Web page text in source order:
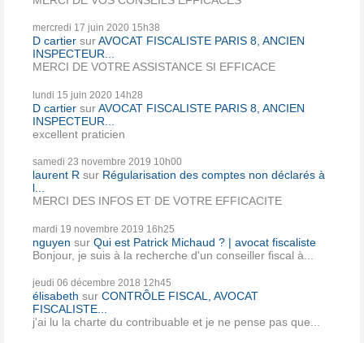
mercredi 17 juin 2020 15h38
D cartier surAVOCAT FISCALISTE PARIS 8, ANCIEN
INSPECTEUR...
MERCI DE VOTRE ASSISTANCE SI EFFICACE
lundi 15 juin 2020 14h28
D cartier surAVOCAT FISCALISTE PARIS 8, ANCIEN
INSPECTEUR...
excellent praticien
samedi 23 novembre 2019 10h00
laurent R sur Régularisation des comptes non déclarés à
l...
MERCI DES INFOS ET DE VOTRE EFFICACITE
mardi 19 novembre 2019 16h25
nguyen sur Qui est Patrick Michaud ? | avocat fiscaliste
Bonjour, je suis à la recherche d'un conseiller fiscal à...
jeudi 06 décembre 2018 12h45
élisabeth sur CONTRÔLE FISCAL, AVOCAT
FISCALISTE...
j'ai lu la charte du contribuable et je ne pense pas que...